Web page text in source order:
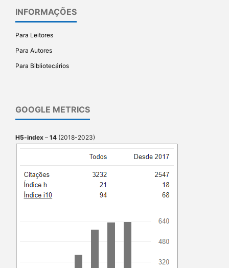
INFORMAÇÕES
Para Leitores
Para Autores
Para Bibliotecários
GOOGLE METRICS
H5-index – 14 (2018-2023)